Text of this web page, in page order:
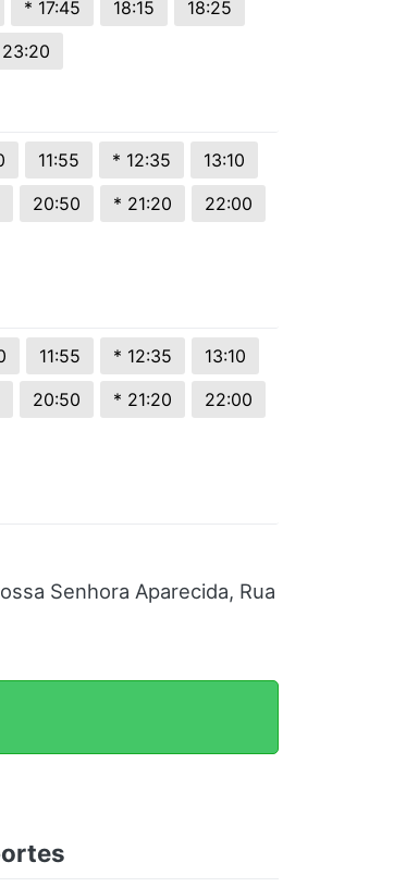
* 17:45 18:15
18:25
11:55 * 12:35
13:10
20:50 * 21:20
22:00
11:55 * 12:35
13:10
20:50 * 21:20
22:00
Senhora Aparecida, Rua